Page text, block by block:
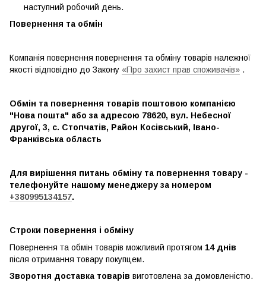
наступний робочий день.
Повернення та обмін
Компанія повернення повернення та обміну товарів належної
якості відповідно до Закону «Про захист прав споживачів» .
Обмін та повернення товарів поштовою компанією
"Нова пошта" або за адресою 78620, вул. Небесної
другої, 3, с. Стопчатів, Район Косівський, Івано-
Франківська область
Для вирішення питань обміну та повернення товару -
телефонуйте нашому менеджеру за номером
+380995134157.
Строки повернення і обміну
Повернення та обмін товарів можливий протягом 14 днів
після отримання товару покупцем.
Зворотня доставка товарів виготовлена ​​за домовленістю.